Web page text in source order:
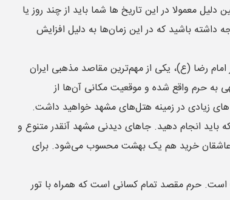
معمولا در این تاریخ ها شما باید از چند روز یا
داشته باشید که در این زمان‌ها به دلیل افزایش
رضا (ع)، یکی از مهم‌ترین مقاصد مذهبی ایران
به حرم واقع شده و موقعیت مکانی آن‌ها از
زیادی در زمینه هتل‌های مشهد خواهید داشت.
باید انجام دهید. جاهای دیدنی مشهد آنقدر متنوع و
عاشقان خرید هم یک بهشت محسوب می‌شود. برای
است. حرم مقصد تمام کسانی است که همراه با تور